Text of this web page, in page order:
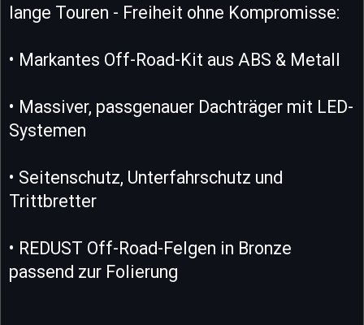
lange Touren - Freiheit ohne Kompromisse:
• Markantes Off-Road-Kit aus ABS & Metall
• Massiver, passgenauer Dachträger mit LED-
Systemen
• Seitenschutz, Unterfahrschutz und
Trittbretter
• REDUST Off-Road-Felgen in Bronze
passend zur Folierung